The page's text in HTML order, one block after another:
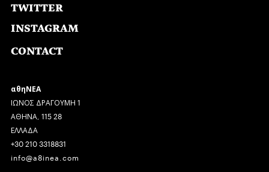
TWITTER
INSTAGRAM
CONTACT
αθηΝΕΑ
ΙΩΝΟΣ ΔΡΑΓΟΥΜΗ 1
ΑΘΗΝΑ, 115 28
ΕΛΛΑΔΑ
+30 210 3318831
info@a8inea.com